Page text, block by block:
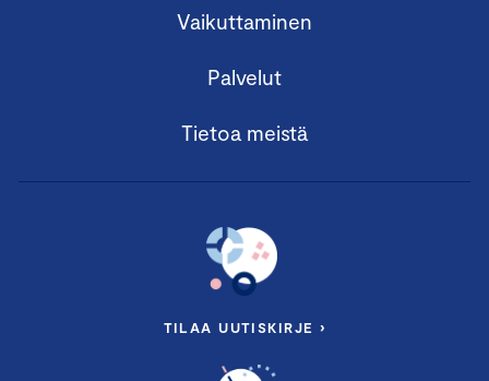
Vaikuttaminen
Palvelut
Tietoa meistä
TILAA UUTISKIRJE ›